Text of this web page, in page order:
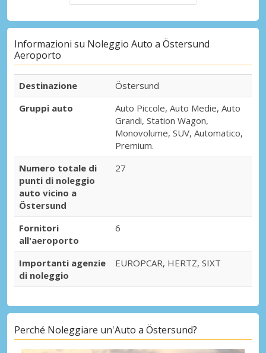
Informazioni su Noleggio Auto a Östersund
Aeroporto
Destinazione
Östersund
Gruppi auto
Auto Piccole, Auto Medie, Auto
Grandi, Station Wagon,
Monovolume, SUV, Automatico,
Premium.
Numero totale di
punti di noleggio
auto vicino a
Östersund
27
Fornitori
all'aeroporto
6
Importanti agenzie
di noleggio
EUROPCAR, HERTZ, SIXT
Perché Noleggiare un'Auto a Östersund?